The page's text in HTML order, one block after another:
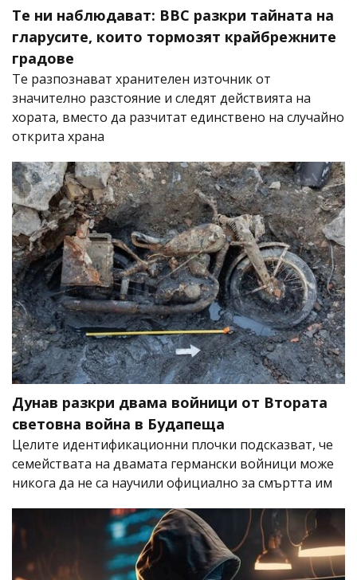
Те ни наблюдават: BBC разкри тайната на
гларусите, които тормозят крайбрежните
градове
Те разпознават хранителен източник от
значително разстояние и следят действията на
хората, вместо да разчитат единствено на случайно
открита храна
Дунав разкри двама войници от Втората
световна война в Будапеща
Целите идентификационни плочки подсказват, че
семействата на двамата германски войници може
никога да не са научили официално за смъртта им